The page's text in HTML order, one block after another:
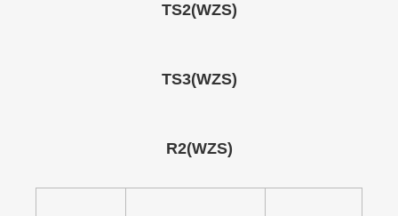
TS2(WZS)
TS3(WZS)
R2(WZS)